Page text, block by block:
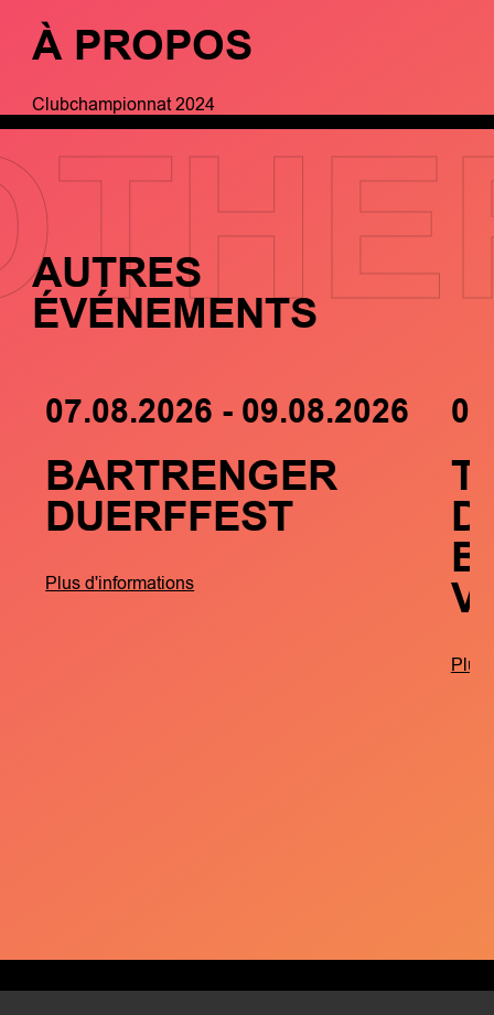
À PROPOS
Clubchampionnat 2024
AUTRES
ÉVÉNEMENTS
07.08.2026 - 09.08.2026
BARTRENGER
DUERFFEST
Plus d'informations
Plus